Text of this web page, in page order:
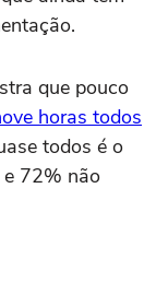
que pouco
horas todos
todos é o
72% não